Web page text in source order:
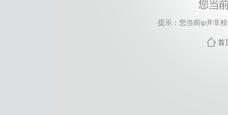
提示：您当前ip并非
首